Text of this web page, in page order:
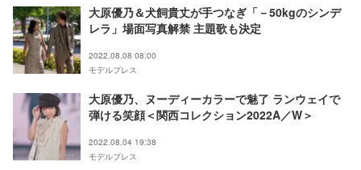
大原優乃＆犬飼貴丈が手つなぎ「－50kgのシンデ
レラ」場面写真解禁 主題歌も決定
2022.08.08 08:00
モデルプレス
大原優乃、ヌーディーカラーで魅了 ランウェイで
弾ける笑顔＜関西コレクション2022A／W＞
2022.08.04 19:38
モデルプレス